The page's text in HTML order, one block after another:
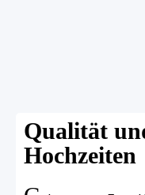
Qualität
Hochzeiten